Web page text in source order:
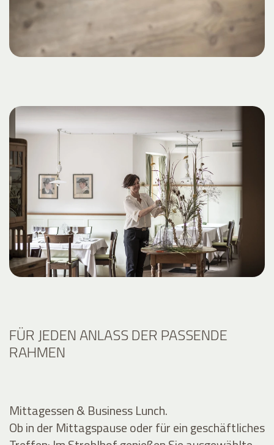
FÜR JEDEN ANLASS DER PASSENDE
RAHMEN
Mittagessen & Business Lunch.
Ob in der Mittagspause oder für ein geschäftliches